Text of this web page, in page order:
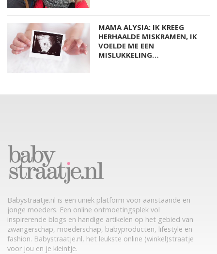
MAMA ALYSIA: IK KREEG
HERHAALDE MISKRAMEN, IK
VOELDE ME EEN
MISLUKKELING…
Babystraatje.nl is een uniek platform voor aanstaande en
jonge moeders. Een online ontmoetingsplek vol
inspirerende blogs en handige artikelen op het gebied van
zwangerschap, moederschap, babyproducten, lifestyle en
fashion. Babystraatje.nl, het leukste online (winkel)straatje
voor jou en je kleintje.